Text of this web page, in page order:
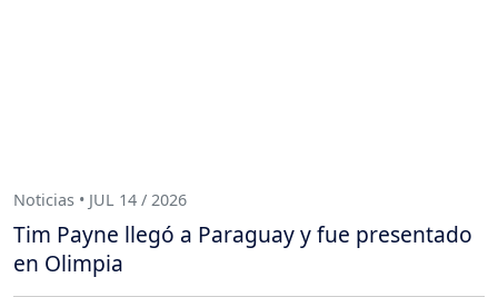
Noticias • JUL 14 / 2026
Tim Payne llegó a Paraguay y fue presentado
en Olimpia